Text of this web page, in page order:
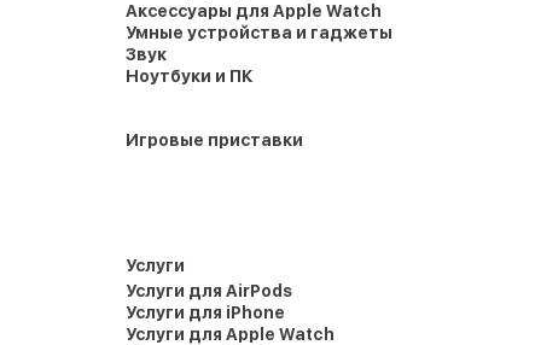
Аксессуары для Apple Watch
Умные устройства и гаджеты
Звук
Ноутбуки и ПК
Игровые приставки
Услуги
Услуги для AirPods
Услуги для iPhone
Услуги для Apple Watch